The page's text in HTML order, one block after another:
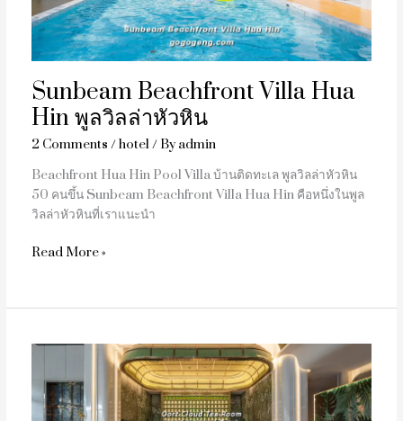
Sunbeam Beachfront Villa Hua
Hin พูลวิลล่าหัวหิน
2 Comments /hotel/ Byadmin
Beachfront Hua Hin Pool Villa บ้านติดทะเล พูลวิลล่าหัวหิน
50 คนขึ้น Sunbeam Beachfront Villa Hua Hin คือหนึ่งในพูล
วิลล่าหัวหินที่เราแนะนำ
วิลล่า
หัวหิน
Read More »
Oort
Tea
Room